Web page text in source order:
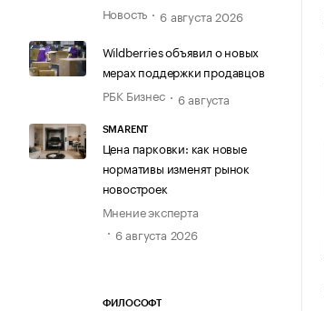
Новость
6 августа 2026
Wildberries объявил о новых
мерах поддержки продавцов
РБК Бизнес
6 августа
SMARENT
Цена парковки: как новые
нормативы изменят рынок
новостроек
Мнение эксперта
6 августа 2026
ФИЛОСОФТ